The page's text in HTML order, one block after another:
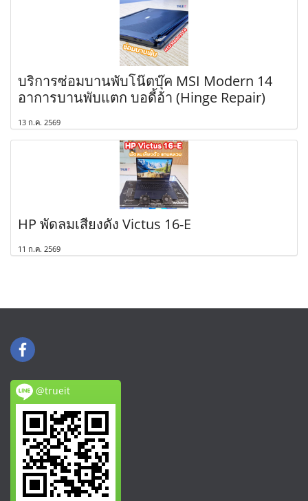
บริการซ่อมบานพับโน๊ตบุ๊ค MSI Modern 14
อาการบานพับแตก บอดี้อ้า (Hinge Repair)
13 ก.ค. 2569
HP พัดลมเสียงดัง Victus 16-E
11 ก.ค. 2569
@trueit